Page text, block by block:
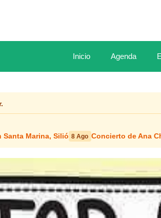
Inicio Agenda
Santa Marina, Silió 8 Ago Concierto de Ana